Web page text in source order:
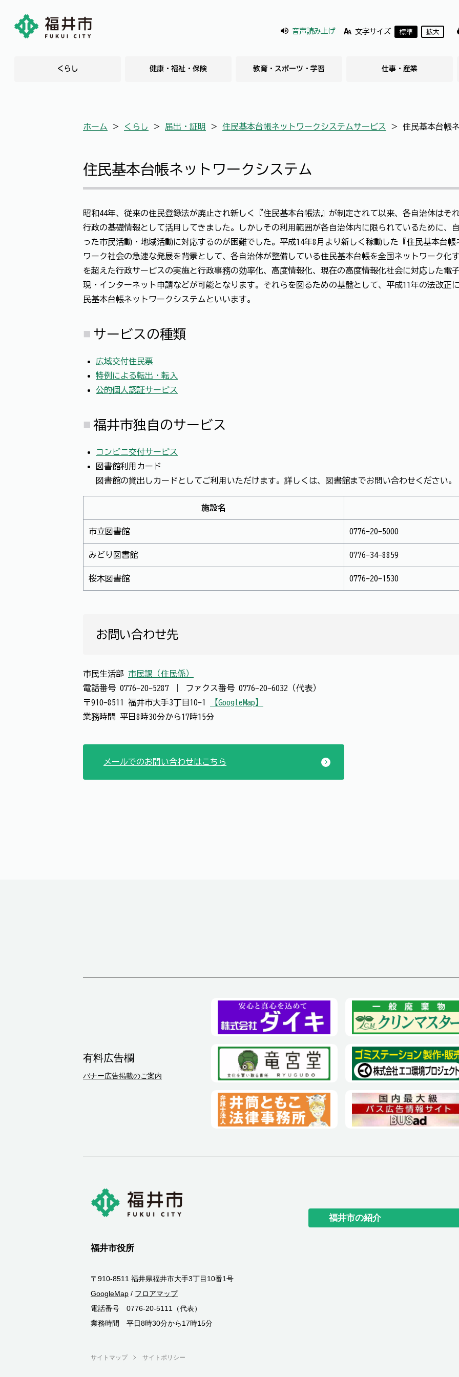
音声読み上げ 文字サイズ 標準 拡大
くらし 健康・福祉・保険 教育・スポーツ・学習 仕事・産業
ホーム ＞ くらし ＞ 届出・証明 ＞ 住民基本台帳ネットワークシステムサービス ＞ 住民基本台帳
住民基本台帳ネットワークシステム
昭和44年、従来の住民登録法が廃止され新しく『住民基本台帳法』が制定されて以来、各自治体はそ
行政の基礎情報として活用してきました。しかしその利用範囲が各自治体内に限られているために、
った市民活動・地域活動に対応するのが困難でした。平成14年8月より新しく稼動した『住民基本台
ワーク社会の急速な発展を背景として、各自治体が整備している住民基本台帳を全国ネットワーク化
を超えた行政サービスの実施と行政事務の効率化、高度情報化、現在の高度情報化社会に対応した電
現・インターネット申請などが可能となります。それらを図るための基盤として、平成11年の法改正
民基本台帳ネットワークシステムといいます。
サービスの種類
広域交付住民票
特例による転出・転入
公的個人認証サービス
福井市独自のサービス
コンビニ交付サービス
図書館利用カード
図書館の貸出しカードとしてご利用いただけます。詳しくは、図書館までお問い合わせください。
施設名
市立図書館 0776-20-5000
みどり図書館 0776-34-8859
桜木図書館 0776-20-1530
お問い合わせ先
市民生活部 市民課（住民係）
電話番号 0776-20-5287 ファクス番号 0776-20-6032（代表）
〒910-8511 福井市大手3丁目10-1
【GoogleMap】
業務時間 平日8時30分から17時15分
メールでのお問い合わせはこちら
有料広告欄
バナー広告掲載のご案内
福井市役所
〒910-8511 福井県福井市大手3丁目10番1号
GoogleMap / フロアマップ
電話番号 0776-20-5111（代表）
業務時間 平日8時30分から17時15分
サイトマップ サイトポリシー
福井市の紹介